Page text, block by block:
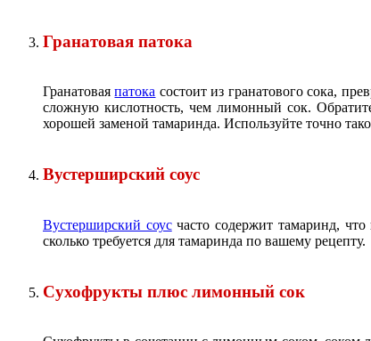
Гранатовая патока
Гранатоваяпатока состоит из гранатового сока,
сложную кислотность, чем лимонный сок.
хорошей заменой тамаринда. Используйте точно
Вустерширский соус
Вустерширский соусчасто содержит тамаринд, что
сколько требуется для тамаринда по вашему рецепту.
Сухофрукты плюс лимонный сок